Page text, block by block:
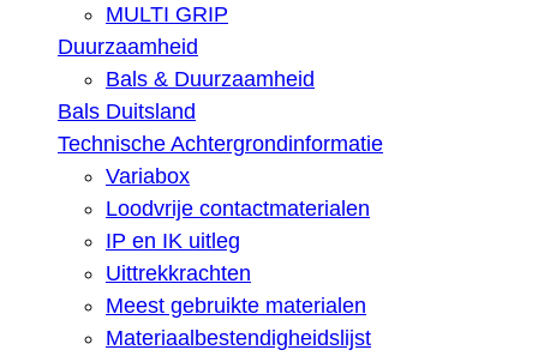
MULTI GRIP
Duurzaamheid
Bals & Duurzaamheid
Bals Duitsland
Technische Achtergrondinformatie
Variabox
Loodvrije contactmaterialen
IP en IK uitleg
Uittrekkrachten
Meest gebruikte materialen
Materiaalbestendigheidslijst